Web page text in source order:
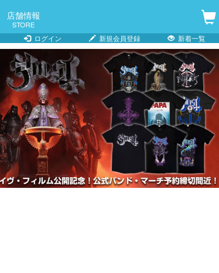
店舗情報
STORE
ログイン
新規会員登録 新着一覧